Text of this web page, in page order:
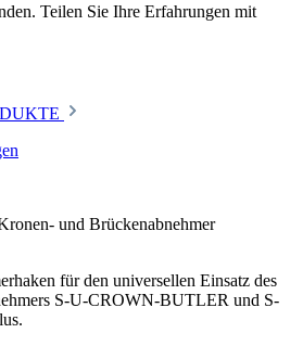
Teilen Sie Ihre Erfahrungen mit
für den universellen Einsatz des
S-U-CROWN-BUTLER und S-